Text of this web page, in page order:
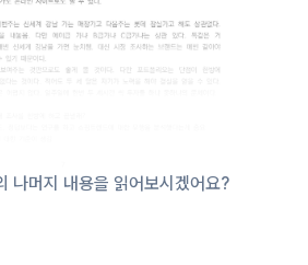
나머지 내용을 읽어보시겠어요?